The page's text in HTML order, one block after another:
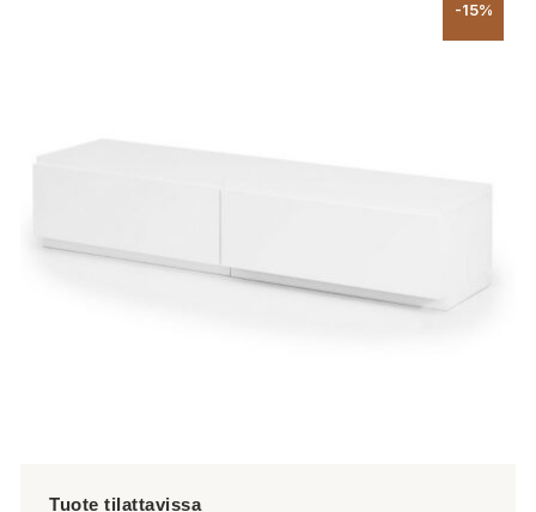
-15%